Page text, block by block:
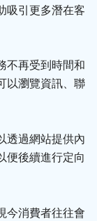
吸引更多潛在客
不再受到時間和
以瀏覽資訊、聯
透過網站提供內
便後續進行定向
今消費者往往會